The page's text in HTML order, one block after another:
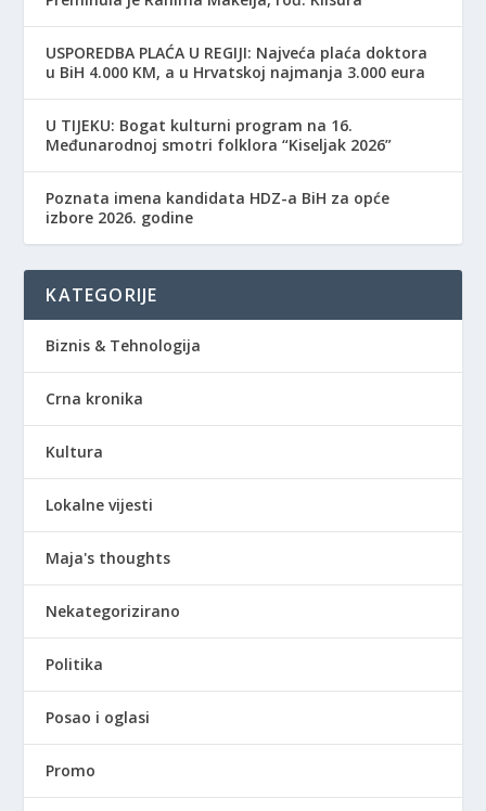
USPOREDBA PLAĆA U REGIJI: Najveća plaća doktora
u BiH 4.000 KM, a u Hrvatskoj najmanja 3.000 eura
​U TIJEKU: Bogat kulturni program na 16.
Međunarodnoj smotri folklora “Kiseljak 2026”
Poznata imena kandidata HDZ-a BiH za opće
izbore 2026. godine
KATEGORIJE
Biznis & Tehnologija
Crna kronika
Kultura
Lokalne vijesti
Maja's thoughts
Nekategorizirano
Politika
Posao i oglasi
Promo